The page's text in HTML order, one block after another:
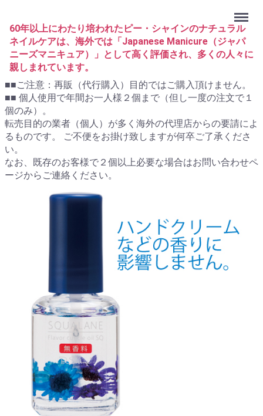
60年以上にわたり培われたピー・シャインのナチュラル
ネイルケアは、海外では「Japanese Manicure（ジャパ
ニーズマニキュア）」として高く評価され、多くの人々に
親しまれています。
Menu
■■ご注意：再販（代行購入）目的ではご購入頂けません。
■■ 個人使用で年間お一人様２個まで（但し一度の注文で１
個のみ）。
転売目的の業者（個人）が多く海外の代理店からの要請によ
るものです。 ご不便をお掛け致しますが何卒ご了承くださ
い。
なお、既存のお客様で２個以上必要な場合はお問い合わせペ
ージからご連絡ください。